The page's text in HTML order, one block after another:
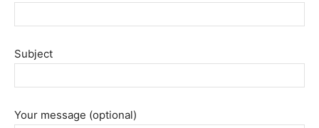
Subject
Your message (optional)